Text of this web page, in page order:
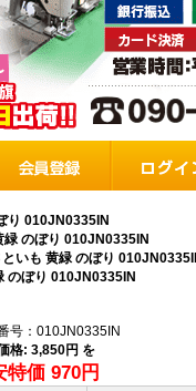
り 010JN0335IN
緑 のぼり 010JN0335IN
といも 黄緑 のぼり
のぼり 010JN0335IN
号：010JN0335IN
格: 3,850円 を
特価 970円